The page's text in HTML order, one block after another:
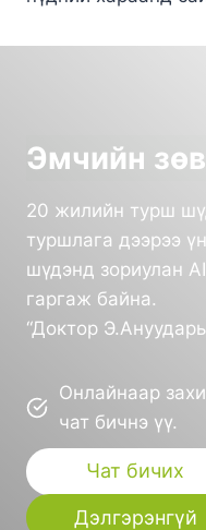
Эмчийн
20 жилийн турш
туршлага дээрээ
шүдэнд зориулан
гаргаж байна.
“Доктор
Онлайнаар
чат бичнэ үү.
Чат бичих
Дэлгэрэнгүй